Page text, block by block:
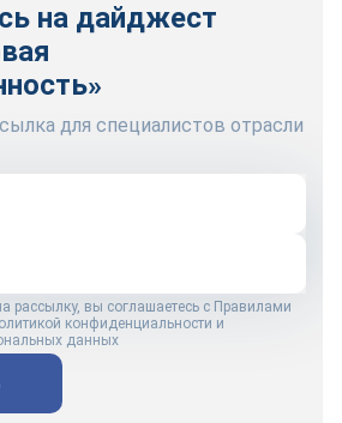
на дайджест
для специалистов отрасли
рассылку, вы соглашаетесь с Правилами
конфиденциальности и
данных